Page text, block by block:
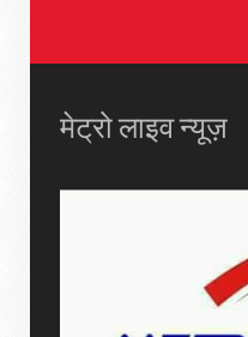
मेट्रो लाइव न्यूज़